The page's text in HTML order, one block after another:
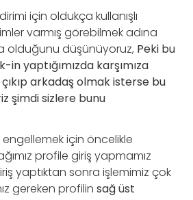
için oldukça kullanışlı
varmış görebilmek adına
olduğunu düşünüyoruz, Peki bu
yaptığımızda karşımıza
arkadaş olmak isterse bu
şimdi sizlere bunu
engellemek için öncelikle
profile giriş yapmamız
yaptıktan sonra işlemimiz çok
gereken profilin sağ üst